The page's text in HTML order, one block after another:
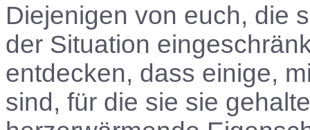
Diejenigen von euch, die
der Situation
entdecken, dass einige,
sind, für die sie sie